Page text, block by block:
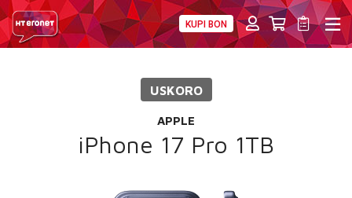
KUPI BON
USKORO
APPLE
iPhone 17 Pro 1TB